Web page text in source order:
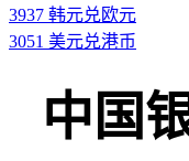
3937 韩元兑欧元
3051 美元兑港币
中国